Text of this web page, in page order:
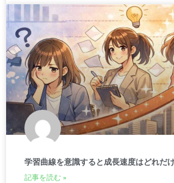
学習曲線を意識すると成長速度はどれだ
記事を読む »